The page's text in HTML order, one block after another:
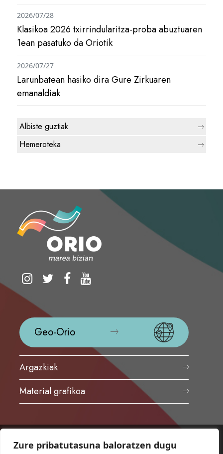
Zure pribatutasuna baloratzen dugu
Klasikoa 2026 txirrindularitza-proba abuztuaren
1ean pasatuko da Oriotik
2026/07/28
Larunbatean hasiko dira Gure Zirkuaren
emanaldiak
2026/07/27
Albiste guztiak
Hemeroteka
Geo-Orio
Argazkiak
Material grafikoa
ORIOKO UDALA